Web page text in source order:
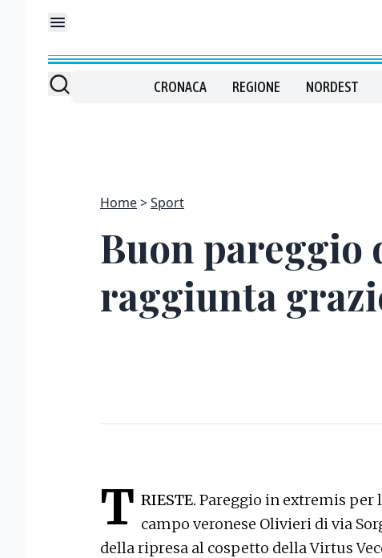
CRONACA REGIONE NORDEST
Home Sport
Buon pareggio
raggiunta
T RIESTE. Pareggio in extremis per
campo veronese Olivieri di via
della ripresa al cospetto della Virtus